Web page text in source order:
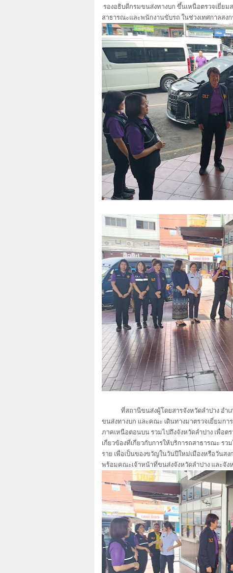
รองอธิบดีกรมขนส่งทางบก ขึ้นเหนือตรวจเยี่ย
สาธารณะและพนักงานขับรถ ในช่วงเทศกาลสงก
ที่สถานีขนส่งผู้โดยสารจังหวัดลำปาง อำเภ
ขนส่งทางบก และคณะ เดินทางมาตรวจเยี่ยมก
ภาคเหนือตอนบน รวมไปถึงจังหวัดลำปาง เพื่อ
เกี่ยวข้องที่เกี่ยวกับการให้บริการถสาธารณะ ร
ราย เพื่อเป็นของขวัญในวันปีใหม่เมืองหรือวันส
พร้อมคณะเจ้าหน้าที่ขนส่งจังหวัดลำปาง และจัง